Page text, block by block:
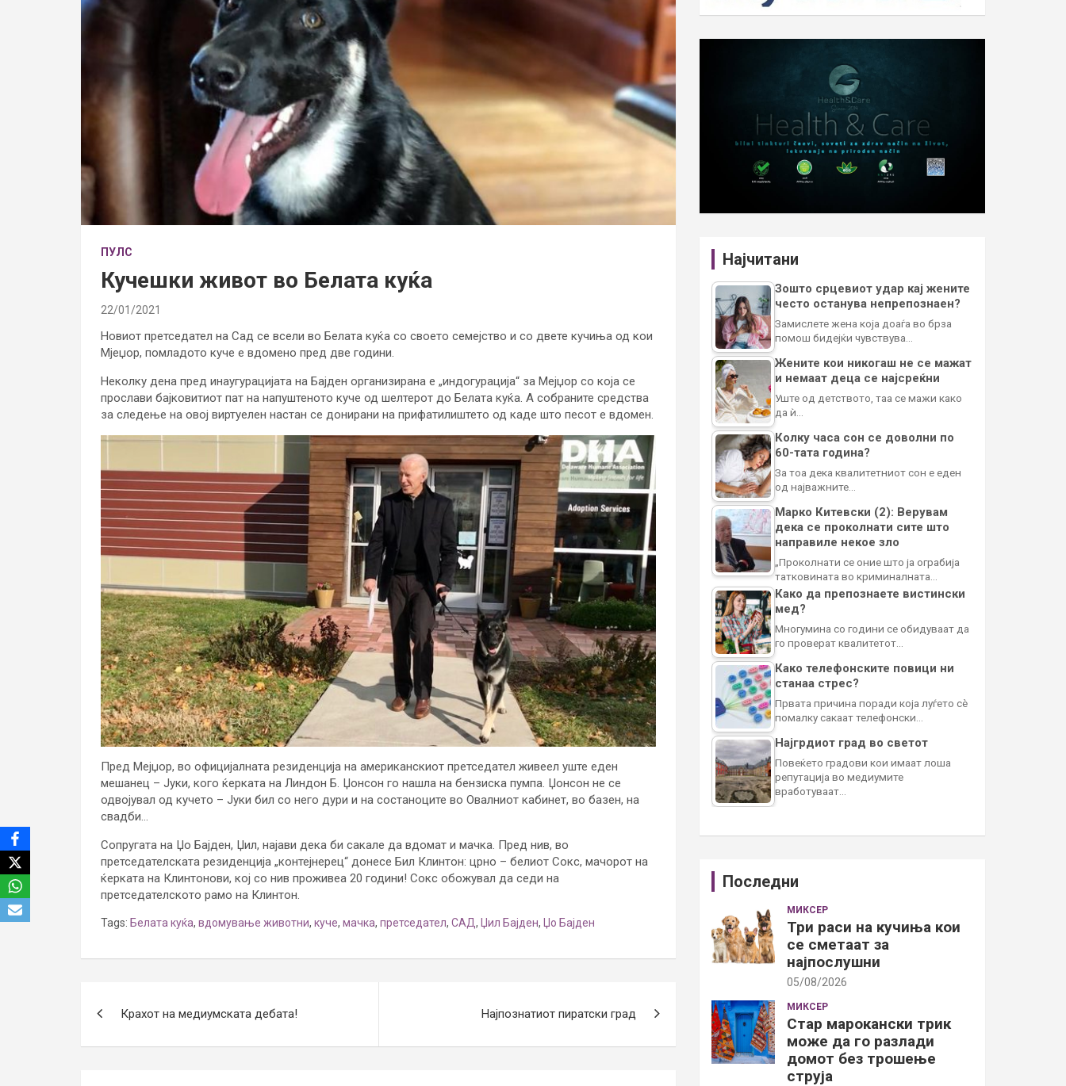
ПУЛС
Кучешки живот во Белата куќа
22/01/2021
Новиот претседател на Сад се всели во Белата куќа со своето семејство и со двете кучиња од кои
Мјеџор, помладото куче е вдомено пред две години.
Неколку дена пред инаугурацијата на Бајден организирана е „индогурација“ за Мејџор со која се
прослави бајковитиот пат на напуштеното куче од шелтерот до Белата куќа. А собраните средства
за следење на овој виртуелен настан се донирани на прифатилиштето од каде што песот е вдомен.
Пред Мејџор, во официјалната резиденција на американскиот претседател живеел уште еден
мешанец – Јуки, кого ќерката на Линдон Б. Џонсон го нашла на бензиска пумпа. Џонсон не се
одвојувал од кучето – Јуки бил со него дури и на состаноците во Овалниот кабинет, во базен, на
свадби…
Сопругата на Џо Бајден, Џил, најави дека би сакале да вдомат и мачка. Пред нив, во
претседателската резиденција „контејнерец“ донесе Бил Клинтон: црно – белиот Сокс, мачорот на
ќерката на Клинтонови, кој со нив проживеа 20 години! Сокс обожувал да седи на
претседателското рамо на Клинтон.
Tags: Белата куќа, вдомување животни, куче, мачка, претседател, САД , Џил Бајден, Џо Бајден
navigation
Крахот на медиумската дебата! Најпознатиот пиратски град
Најчитани
Зошто срцевиот удар кај жените
често останува непрепознаен?
Замислете жена која доаѓа во брза
помош бидејќи чувствува…
Жените кои никогаш не се мажат
и немаат деца се најсреќни
Уште од детството, таа се мажи како
да ѝ…
Колку часа сон се доволни по
60-тата година?
За тоа дека квалитетниот сон е еден
од најважните…
Марко Китевски (2): Верувам
дека се проколнати сите што
направиле некое зло
„Проколнати се оние што ја ограбија
татковината во криминалната…
Како да препознаете вистински
мед?
Многумина со години се обидуваат да
го проверат квалитетот…
Како телефонските повици ни
станаа стрес?
Првата причина поради која луѓето сè
помалку сакаат телефонски…
Најгрдиот град во светот
Повеќето градови кои имаат лоша
репутација во медиумите
вработуваат…
Последни
МИКСЕР
Три раси на кучиња кои
се сметаат за
најпослушни
05/08/2026
МИКСЕР
Стар марокански трик
може да го разлади
домот без трошење
струја